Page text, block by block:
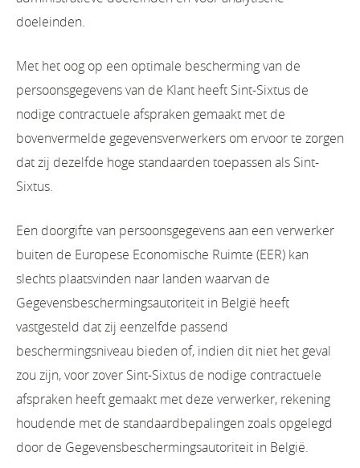
doeleinden.
Met het oog op een optimale bescherming van de
persoonsgegevens van de Klant heeft Sint-Sixtus de
nodige contractuele afspraken gemaakt met de
bovenvermelde gegevensverwerkers om ervoor te zorgen
dat zij dezelfde hoge standaarden toepassen als Sint-
Sixtus.
Een doorgifte van persoonsgegevens aan een verwerker
buiten de Europese Economische Ruimte (EER) kan
slechts plaatsvinden naar landen waarvan de
Gegevensbeschermingsautoriteit in België heeft
vastgesteld dat zij eenzelfde passend
beschermingsniveau bieden of, indien dit niet het geval
zou zijn, voor zover Sint-Sixtus de nodige contractuele
afspraken heeft gemaakt met deze verwerker, rekening
houdende met de standaardbepalingen zoals opgelegd
door de Gegevensbeschermingsautoriteit in België.